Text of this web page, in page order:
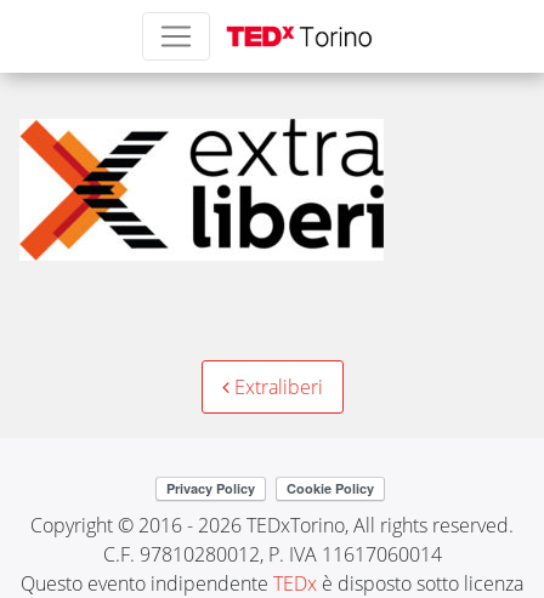
extraliberi
Extraliberi
Copyright © 2016 - 2026 TEDxTorino, All rights reserved.
C.F. 97810280012, P. IVA 11617060014
Questo evento indipendente TEDx è disposto sotto licenza